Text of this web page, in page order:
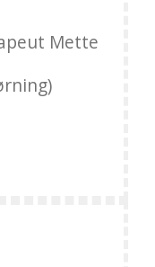
Mette